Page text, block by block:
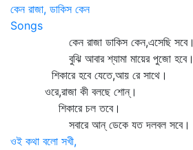
কেন রাজা, ডাকিস কেন
Songs
কেন রাজা ডাকিস কেন,এসেছি সবে।
বুঝি আবার শ্যামা মায়ের পুজো হবে।
শিকারে হবে যেতে,আয় রে সাথে।
ওরে,রাজা কী বলছে শোন্‌।
শিকারে চল তবে।
সবারে আন্‌ ডেকে যত দলবল সবে।
ওই কথা বলো সখী,